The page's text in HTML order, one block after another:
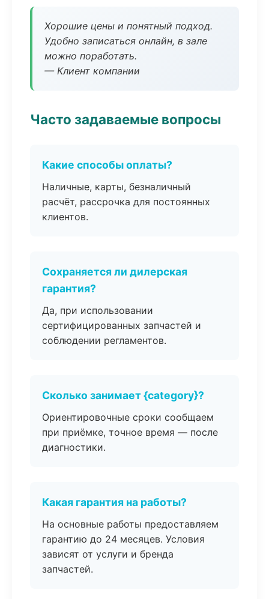
Хорошие цены и понятный подход.
Удобно записаться онлайн, в зале
можно поработать.
— Клиент компании
Часто задаваемые вопросы
Какие способы оплаты?
Наличные, карты, безналичный
расчёт, рассрочка для постоянных
клиентов.
Сохраняется ли дилерская
гарантия?
Да, при использовании
сертифицированных запчастей и
соблюдении регламентов.
Сколько занимает {category}?
Ориентировочные сроки сообщаем
при приёмке, точное время — после
диагностики.
Какая гарантия на работы?
На основные работы предоставляем
гарантию до 24 месяцев. Условия
зависят от услуги и бренда
запчастей.